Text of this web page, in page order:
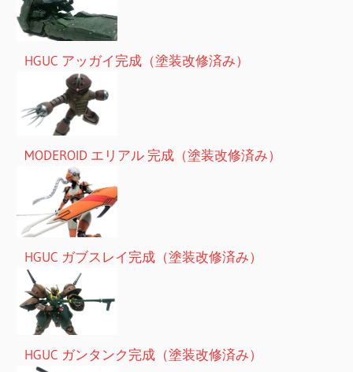
HGUC アッガイ完成（塗装改修済み）
MODEROID エリアル 完成（塗装改修済み）
HGUC ガブスレイ完成（塗装改修済み）
HGUC ガンタンク完成（塗装改修済み）